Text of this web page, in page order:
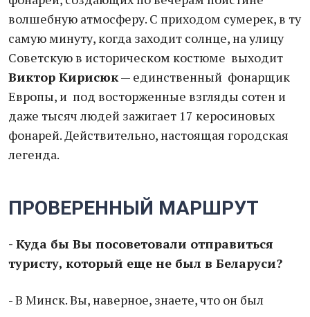
волшебную атмосферу. С приходом сумерек, в ту
самую минуту, когда заходит солнце, на улицу
Советскую в историческом костюме выходит
Виктор Кирисюк— единственный фонарщик
Европы, и под восторженные взгляды сотен и
даже тысяч людей зажигает 17 керосиновых
фонарей. Действительно, настоящая городская
легенда.
ПРОВЕРЕННЫЙ МАРШРУТ
- Куда бы Вы посоветовали отправиться
туристу, который еще не был в Беларуси?
- В Минск. Вы, наверное, знаете, что он был